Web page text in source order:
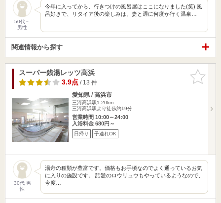
50代～
男性
今年に入ってから、行きつけの風呂屋はここになりました(笑) 風
呂好きで、リタイア後の楽しみは、妻と週に何度か行く温泉…
関連情報から探す
お気に入
りに追加
スーパー銭湯レッツ高浜
3.9点/ 13 件
愛知県 / 高浜市
三河高浜駅1.20km
三河高浜駅より徒歩約19分
営業時間 10:00～24:00
入浴料金 680円～
日帰り 子連れOK
30代 男
性
湯舟の種類が豊富です。価格もお手頃なのでよく通っているお気
に入りの施設です。 話題のロウリュウもやっているようなので、
今度…